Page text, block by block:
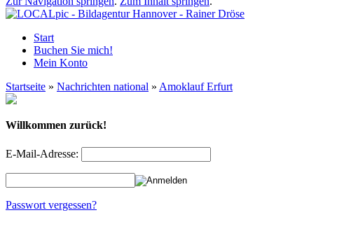
Start
Buchen Sie mich!
Mein Konto
Startseite » Nachrichten national » Amoklauf Erfurt
Willkommen zurück!
E-Mail-Adresse:
Passwort vergessen?